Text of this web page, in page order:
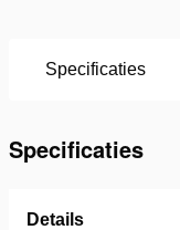
Specificaties
Specificaties
Details